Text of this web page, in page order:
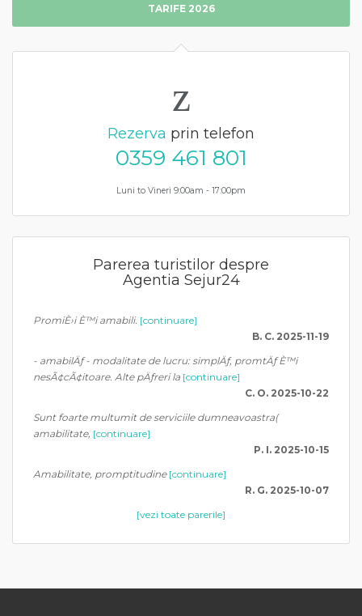
TARIFE 2026
Rezerva prin telefon
0359 461 801
Luni to Vineri 9:00am - 17:00pm
Parerea turistilor despre
Agentia Sejur24
PromiÈ›i È™i amabili. [continuare]
B. C. 2025-11-19
- amabilÄƒ - modalitate de lucru: simplÄƒ, promtÄƒ È™i
nesÃ¢cÃ¢itoare. Alte pÄƒreri la [continuare]
C. O. 2025-10-22
Sunt foarte multumit de serviciile dumneavoastra(
amabilitate, [continuare]
P. I. 2025-10-15
Amabilitate, promptitudine [continuare]
R. G. 2025-10-07
[vezi toate parerile]